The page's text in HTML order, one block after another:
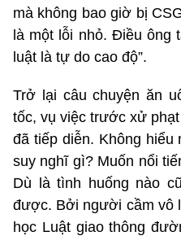
mà không bao giờ bị
là một lỗi nhỏ. Điều ông
luật là tự do cao độ”.
Trở lại câu chuyện ăn
tốc, vụ việc trước xử
đã tiếp diễn. Không
suy nghĩ gì? Muốn nổi
Dù là tình huống nào
được. Bởi người cầm vô
học Luật giao thông